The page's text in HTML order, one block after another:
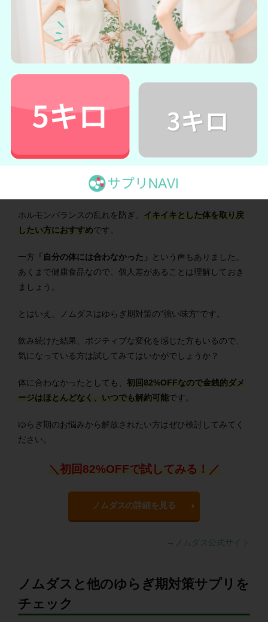
価格が高すぎないので続けやすい！
自分のカラダとは相性が合わなかった
良い口コミのなかでも「体がラクになった」「小粒タイプだ
ノムダスはエストロゲンをサポートしてくれるだけあって、
多くの人がポジティブな変化を感じています。
ホルモンバランスの乱れを防ぎ、 イキイキとした体を取り戻
したい方におすすめです。
一方 「自分の体には合わなかった」
という声もありました。
あくまで健康食品なので、個人差があることは理解しておき
ましょう。
とはいえ、ノムダスはゆらぎ期対策の"強い味方"です。
飲み続けた結果、ポジティブな変化を感じた方もいるので、
気になっている方は試してみてはいかがでしょうか？
体に合わなかったとしても、 初回82%OFFなので金銭的ダメ
ージはほとんどなく、いつでも解約可能です。
ゆらぎ期のお悩みから解放されたい方はぜひ検討してみてく
ださい。
＼初回82%OFFで試してみる！／
ノムダスの詳細を見る
→ ノムダス公式サイト
ノムダスと他のゆらぎ期対策サプリを
チェック